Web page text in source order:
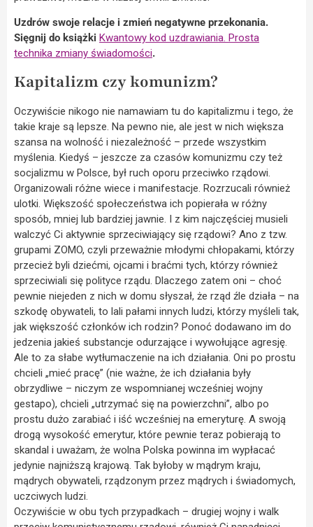
Uzdrów swoje relacje i zmień negatywne przekonania.
Sięgnij do książki Kwantowy kod uzdrawiania. Prosta
technika zmiany świadomości.
Kapitalizm czy komunizm?
Oczywiście nikogo nie namawiam tu do kapitalizmu i tego, że
takie kraje są lepsze. Na pewno nie, ale jest w nich większa
szansa na wolność i niezależność – przede wszystkim
myślenia. Kiedyś – jeszcze za czasów komunizmu czy też
socjalizmu w Polsce, był ruch oporu przeciwko rządowi.
Organizowali różne wiece i manifestacje. Rozrzucali również
ulotki. Większość społeczeństwa ich popierała w różny
sposób, mniej lub bardziej jawnie. I z kim najczęściej musieli
walczyć Ci aktywnie sprzeciwiający się rządowi? Ano z tzw.
grupami ZOMO, czyli przeważnie młodymi chłopakami, którzy
przecież byli dziećmi, ojcami i braćmi tych, którzy również
sprzeciwiali się polityce rządu. Dlaczego zatem oni – choć
pewnie niejeden z nich w domu słyszał, że rząd źle działa – na
szkodę obywateli, to lali pałami innych ludzi, którzy myśleli tak,
jak większość członków ich rodzin? Ponoć dodawano im do
jedzenia jakieś substancje odurzające i wywołujące agresję.
Ale to za słabe wytłumaczenie na ich działania. Oni po prostu
chcieli „mieć pracę” (nie ważne, że ich działania były
obrzydliwe – niczym ze wspomnianej wcześniej wojny
gestapo), chcieli „utrzymać się na powierzchni”, albo po
prostu dużo zarabiać i iść wcześniej na emeryturę. A swoją
drogą wysokość emerytur, które pewnie teraz pobierają to
skandal i uważam, że wolna Polska powinna im wypłacać
jedynie najniższą krajową. Tak byłoby w mądrym kraju,
mądrych obywateli, rządzonym przez mądrych i świadomych,
uczciwych ludzi.
Oczywiście w obu tych przypadkach – drugiej wojny i walk